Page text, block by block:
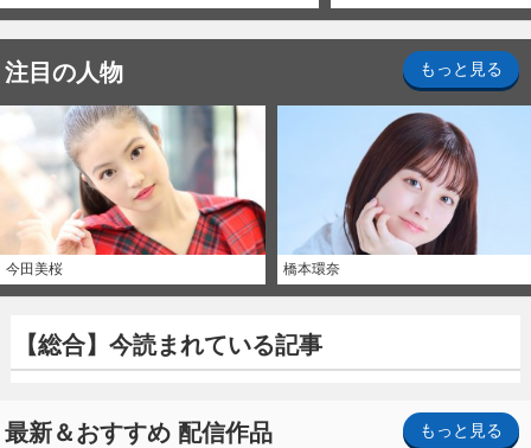
注目の人物 もっと見る
今田美桜 橋本環奈
【総合】今読まれている記事
最新＆おすすめ 配信作品 もっと見る